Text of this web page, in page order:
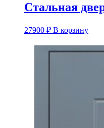
Стальная
27900 ₽ В корзину